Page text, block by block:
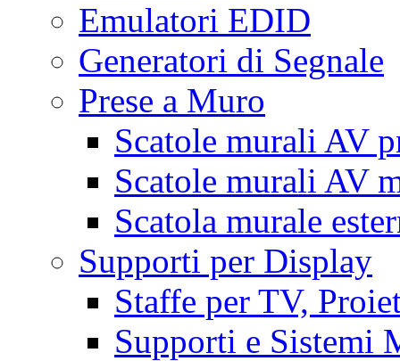
Emulatori EDID
Generatori di Segnale
Prese a Muro
Scatole murali AV
Scatole murali AV
Scatola murale
Supporti per Display
Staffe per TV,
Supporti e Sistemi